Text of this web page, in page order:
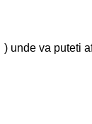
) unde va puteti